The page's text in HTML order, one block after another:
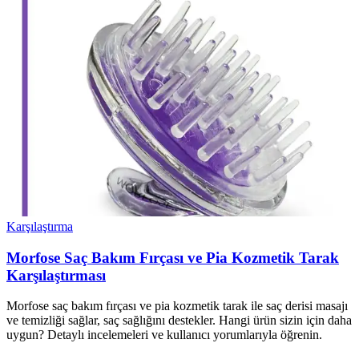
Karşılaştırma
Morfose Saç Bakım Fırçası ve Pia Kozmetik Tarak
Karşılaştırması
Morfose saç bakım fırçası ve pia kozmetik tarak ile saç derisi masajı
ve temizliği sağlar, saç sağlığını destekler. Hangi ürün sizin için daha
uygun? Detaylı incelemeleri ve kullanıcı yorumlarıyla öğrenin.